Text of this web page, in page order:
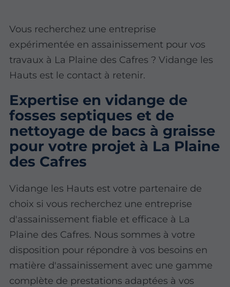
Vous recherchez une entreprise
expérimentée en assainissement pour vos
travaux à La Plaine des Cafres ? Vidange les
Hauts est le contact à retenir.
Expertise en vidange de
fosses septiques et de
nettoyage de bacs à graisse
pour votre projet à La Plaine
des Cafres
Vidange les Hauts est votre partenaire de
choix si vous recherchez une entreprise
d'assainissement fiable et efficace à La
Plaine des Cafres. Nous sommes à votre
disposition pour répondre à vos besoins en
matière d'assainissement avec une gamme
complète de prestations adaptées à vos